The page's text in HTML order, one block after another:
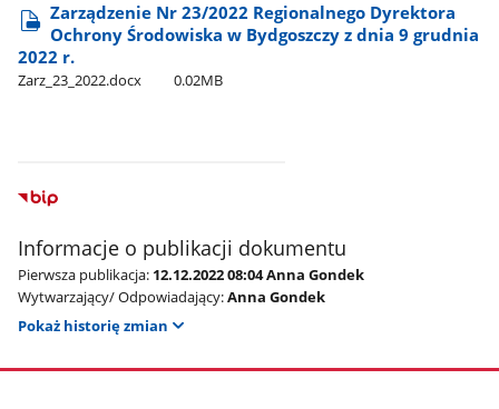
Zarządzenie Nr 23/2022 Regionalnego Dyrektora
Ochrony Środowiska w Bydgoszczy z dnia 9 grudnia
2022 r.
Zarz​_23​_2022.docx 0.02MB
Informacje o publikacji dokumentu
Pierwsza publikacja: 12.12.2022 08:04 Anna Gondek
Wytwarzający/ Odpowiadający:Anna Gondek
Pokaż historię zmian